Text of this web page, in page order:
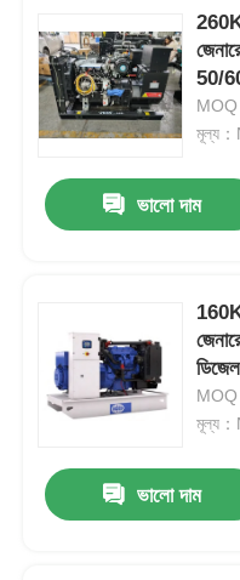
বাড়ি
50/
MOQ
মূল্য
ভালো দাম
MOQ
মূল্য
ভালো দাম